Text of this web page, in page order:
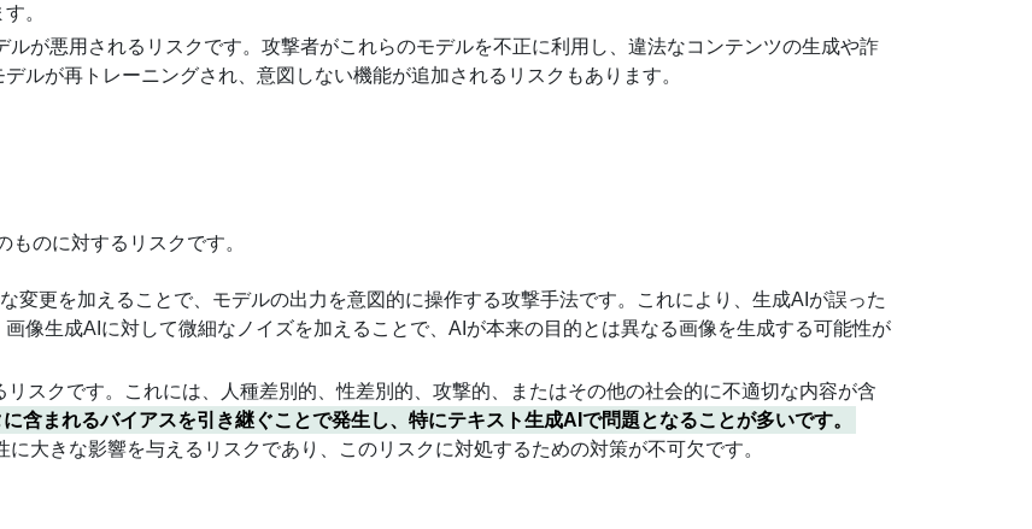
。
ルが悪用されるリスクです。攻撃者がこれらのモデルを不正に利用し、違法なコンテンツの生成や詐
ルが再トレーニングされ、意図しない機能が追加されるリスクもあります。
ものに対するリスクです。
変更を加えることで、モデルの出力を意図的に操作する攻撃手法です。これにより、生成AIが誤った
像生成AIに対して微細なノイズを加えることで、AIが本来の目的とは異なる画像を生成する可能性が
スクです。これには、人種差別的、性差別的、攻撃的、またはその他の社会的に不適切な内容が含
含まれるバイアスを引き継ぐことで発生し、特にテキスト生成AIで問題となることが多いです。
大きな影響を与えるリスクであり、このリスクに対処するための対策が不可欠です。